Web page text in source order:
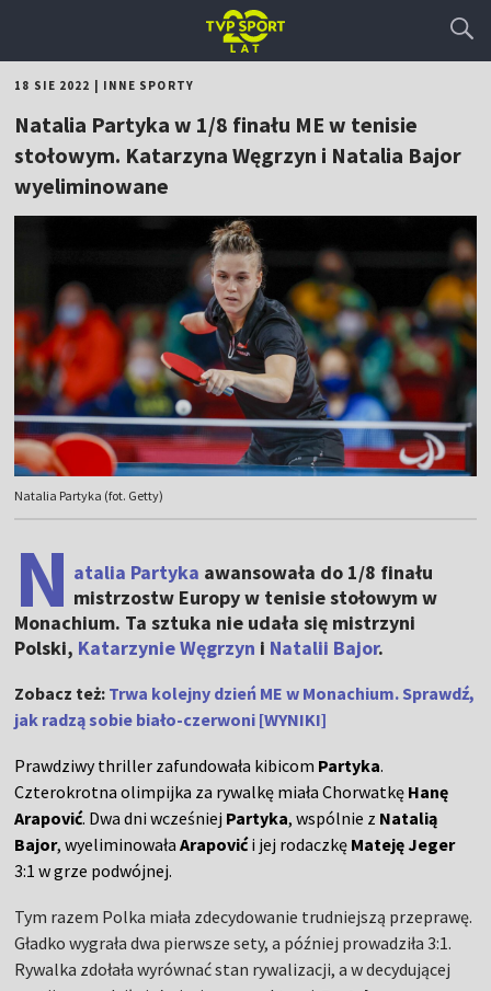
18 SIE 2022 INNE SPORTY
Natalia Partyka w 1/8 finału ME w tenisie
stołowym. Katarzyna Węgrzyn i Natalia Bajor
wyeliminowane
Natalia Partyka (fot. Getty)
N atalia Partyka awansowała do 1/8 finału
mistrzostw Europy w tenisie stołowym w
Monachium. Ta sztuka nie udała się mistrzyni
Polski, Katarzynie Węgrzyn i Natalii Bajor.
Zobacz też: Trwa kolejny dzień ME w Monachium. Sprawdź,
jak radzą sobie biało-czerwoni [WYNIKI]
Prawdziwy thriller zafundowała kibicom Partyka.
Czterokrotna olimpijka za rywalkę miała Chorwatkę Hanę
Arapović. Dwa dni wcześniej Partyka, wspólnie z Natalią
Bajor, wyeliminowałaArapovići jej rodaczkę Mateję Jeger
3:1 w grze podwójnej.
Tym razem Polka miała zdecydowanie trudniejszą przeprawę.
Gładko wygrała dwa pierwsze sety, a później prowadziła 3:1.
Rywalka zdołała wyrównać stan rywalizacji, a w decydującej